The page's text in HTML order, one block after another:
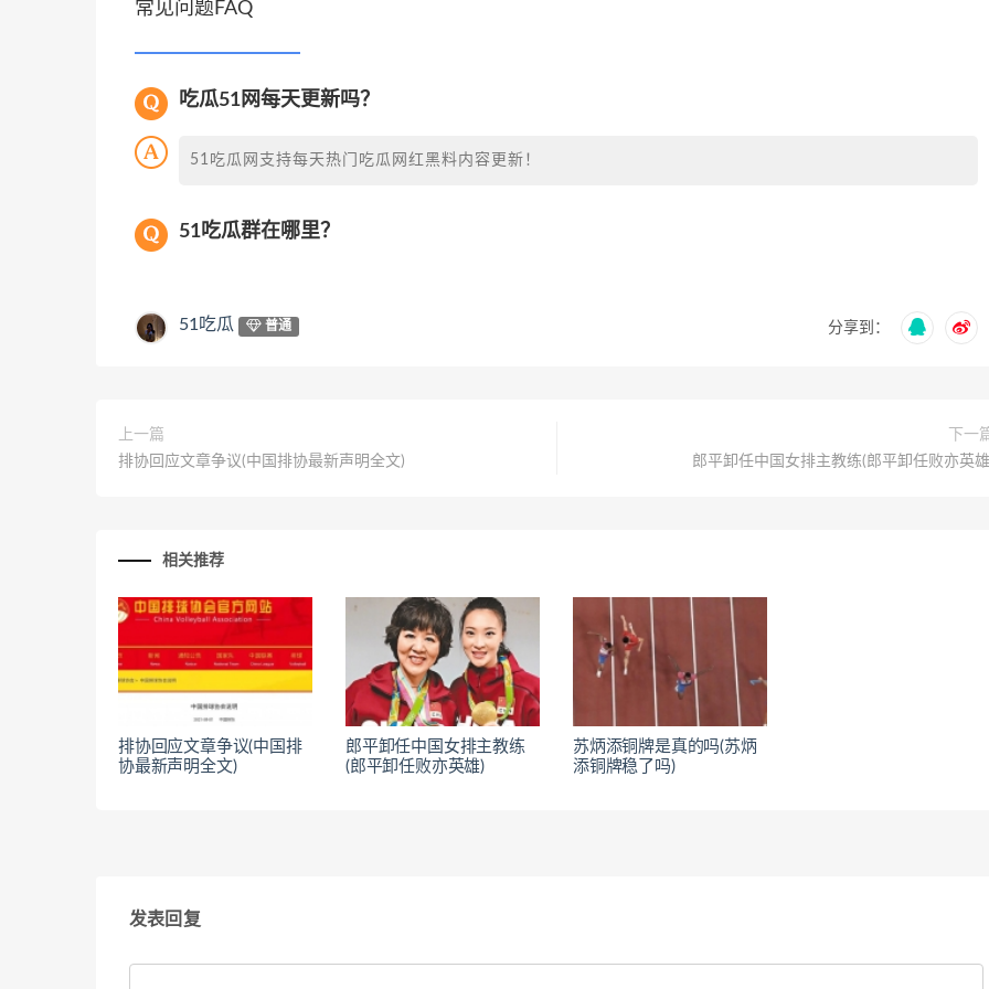
常见问题FAQ
吃瓜51网每天更新吗？
51吃瓜网支持每天热门吃瓜网红黑料内容更新！
51吃瓜群在哪里？
51吃瓜 普通 分享到：
上一篇
排协回应文章争议(中国排协最新声明全文)
下一
郎平卸任中国女排主教练(郎平卸任败亦英
相关推荐
排协回应文章争议(中国排
协最新声明全文)
郎平卸任中国女排主教练
(郎平卸任败亦英雄)
苏炳添铜牌是真的吗(苏炳
添铜牌稳了吗)
发表回复